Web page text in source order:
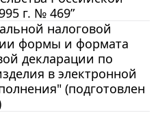
г. № 469”
налоговой
формы и формата
декларации по
в электронной
(подготовлен